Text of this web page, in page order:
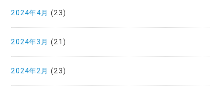
2024年4月 (23)
2024年3月 (21)
2024年2月 (23)